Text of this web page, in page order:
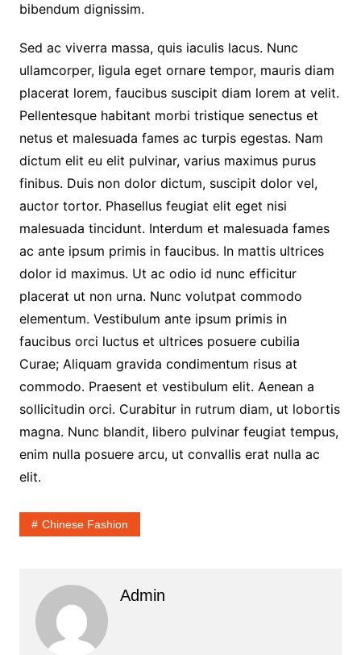
bibendum dignissim.
Sed ac viverra massa, quis iaculis lacus. Nunc
ullamcorper, ligula eget ornare tempor, mauris diam
placerat lorem, faucibus suscipit diam lorem at velit.
Pellentesque habitant morbi tristique senectus et
netus et malesuada fames ac turpis egestas. Nam
dictum elit eu elit pulvinar, varius maximus purus
finibus. Duis non dolor dictum, suscipit dolor vel,
auctor tortor. Phasellus feugiat elit eget nisi
malesuada tincidunt. Interdum et malesuada fames
ac ante ipsum primis in faucibus. In mattis ultrices
dolor id maximus. Ut ac odio id nunc efficitur
placerat ut non urna. Nunc volutpat commodo
elementum. Vestibulum ante ipsum primis in
faucibus orci luctus et ultrices posuere cubilia
Curae; Aliquam gravida condimentum risus at
commodo. Praesent et vestibulum elit. Aenean a
sollicitudin orci. Curabitur in rutrum diam, ut lobortis
magna. Nunc blandit, libero pulvinar feugiat tempus,
enim nulla posuere arcu, ut convallis erat nulla ac
elit.
Chinese Fashion
Admin